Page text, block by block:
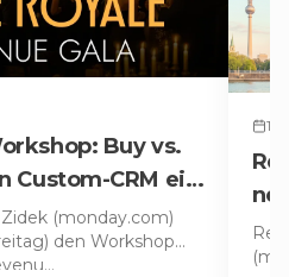
Buy vs.
Custom-CRM ein
(monday.com)
den Workshop
…